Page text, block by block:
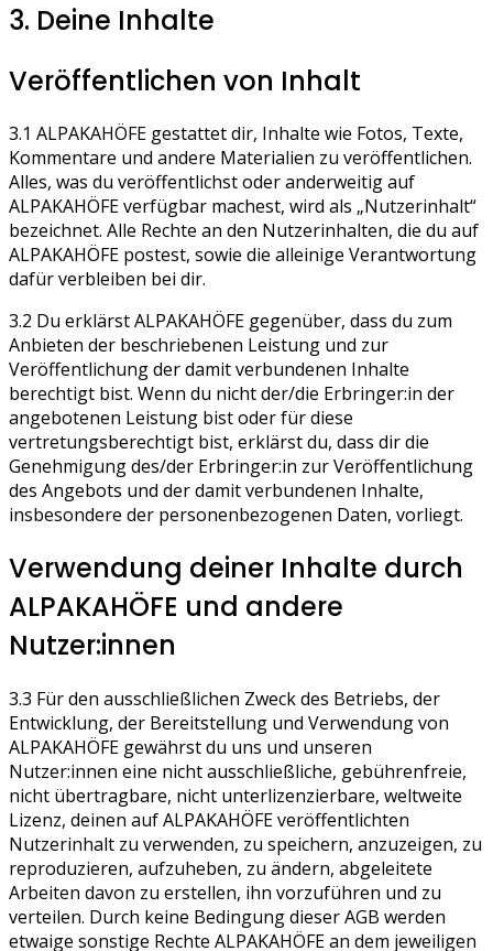
3. Deine Inhalte
Veröffentlichen von Inhalt
3.1 ALPAKAHÖFE gestattet dir, Inhalte wie Fotos, Texte,
Kommentare und andere Materialien zu veröffentlichen.
Alles, was du veröffentlichst oder anderweitig auf
ALPAKAHÖFE verfügbar machest, wird als „Nutzerinhalt“
bezeichnet. Alle Rechte an den Nutzerinhalten, die du auf
ALPAKAHÖFE postest, sowie die alleinige Verantwortung
dafür verbleiben bei dir.
3.2 Du erklärst ALPAKAHÖFE gegenüber, dass du zum
Anbieten der beschriebenen Leistung und zur
Veröffentlichung der damit verbundenen Inhalte
berechtigt bist. Wenn du nicht der/die Erbringer:in der
angebotenen Leistung bist oder für diese
vertretungsberechtigt bist, erklärst du, dass dir die
Genehmigung des/der Erbringer:in zur Veröffentlichung
des Angebots und der damit verbundenen Inhalte,
insbesondere der personenbezogenen Daten, vorliegt.
Verwendung deiner Inhalte durch
ALPAKAHÖFE und andere
Nutzer:innen
3.3 Für den ausschließlichen Zweck des Betriebs, der
Entwicklung, der Bereitstellung und Verwendung von
ALPAKAHÖFE gewährst du uns und unseren
Nutzer:innen eine nicht ausschließliche, gebührenfreie,
nicht übertragbare, nicht unterlizenzierbare, weltweite
Lizenz, deinen auf ALPAKAHÖFE veröffentlichten
Nutzerinhalt zu verwenden, zu speichern, anzuzeigen, zu
reproduzieren, aufzuheben, zu ändern, abgeleitete
Arbeiten davon zu erstellen, ihn vorzuführen und zu
verteilen. Durch keine Bedingung dieser AGB werden
etwaige sonstige Rechte ALPAKAHÖFE an dem jeweiligen